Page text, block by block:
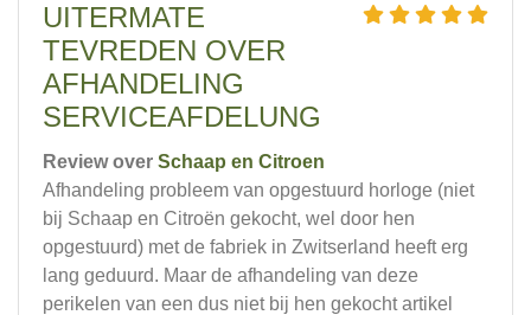
UITERMATE
TEVREDEN OVER
AFHANDELING
SERVICEAFDELUNG
Review over Schaap en Citroen
Afhandeling probleem van opgestuurd horloge (niet
bij Schaap en Citroën gekocht, wel door hen
opgestuurd) met de fabriek in Zwitserland heeft erg
lang geduurd. Maar de afhandeling van deze
perikelen van een dus niet bij hen gekocht artikel